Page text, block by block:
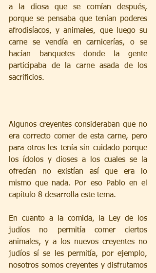
a la diosa que se comían después,
porque se pensaba que tenían poderes
afrodisíacos, y animales, que luego su
carne se vendía en carnicerías, o se
hacían banquetes donde la gente
participaba de la carne asada de los
sacrificios.
Algunos creyentes consideraban que no
era correcto comer de esta carne, pero
para otros les tenía sin cuidado porque
los ídolos y dioses a los cuales se la
ofrecían no existían así que era lo
mismo que nada. Por eso Pablo en el
capítulo 8 desarrolla este tema.
En cuanto a la comida, la Ley de los
judíos no permitía comer ciertos
animales, y a los nuevos creyentes no
judíos sí se les permitía, por ejemplo,
nosotros somos creyentes y disfrutamos